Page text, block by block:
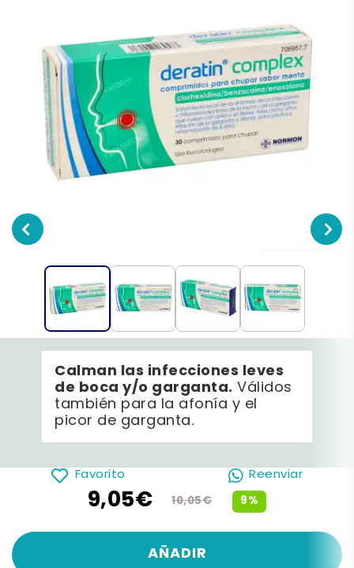
Calman las infecciones leves
de boca y/o garganta. Válidos
también para la afonía y el
picor de garganta.
Favorito Reenviar
9%
9,05€ 10,05€
AÑADIR